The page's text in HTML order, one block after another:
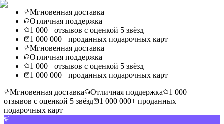
Мгновенная доставка
Отличная поддержка
1 000+ отзывов с оценкой 5 звёзд
1 000 000+ проданных подарочных карт
Мгновенная доставка
Отличная поддержка
1 000+ отзывов с оценкой 5 звёзд
1 000 000+ проданных подарочных карт
Мгновенная доставка
Отличная поддержка
1 000+
отзывов с оценкой 5 звёзд
1 000 000+ проданных
подарочных карт